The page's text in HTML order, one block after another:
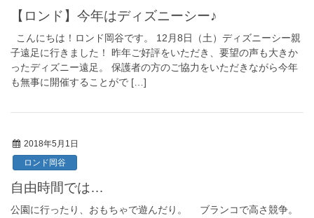
【ロンド】今年はディズニーシー♪
こんにちは！ロンド岡谷です。 12月8日（土）ディズニーシー親
子遠足に行きました！ 昨年ご好評をいただき、要望の声も大きか
ったディズニー遠足。 保護者の方のご協力をいただきながら今年
も無事に開催することがで […]
2018年5月1日
ロンド岡谷
自由時間では…
公園に行ったり、おもちゃで遊んだり。 ブランコで高さ競争。